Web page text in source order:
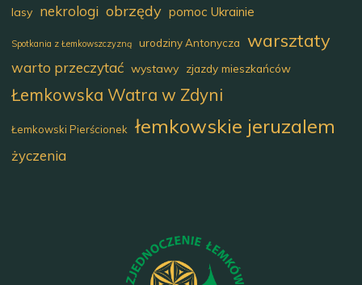
lasy nekrologi obrzędy pomoc Ukrainie
Spotkania z Łemkowszczyzną urodziny Antonycza warsztaty
warto przeczytać wystawy zjazdy mieszkańców
Łemkowska Watra w Zdyni
Łemkowski Pierścionek łemkowskie jeruzalem
życzenia